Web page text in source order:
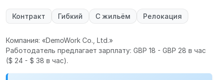
Контракт Гибкий С жильём Релокация
Компания: «DemoWork Co., Ltd.»
Работодатель предлагает зарплату: GBP 18 - GBP 28 в час
($ 24 - $ 38 в час).